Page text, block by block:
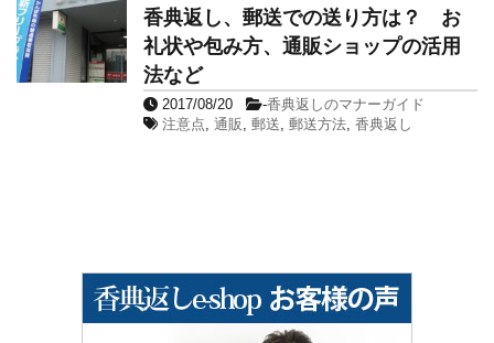
香典返し、郵送での送り方は？ お
礼状や包み方、通販ショップの活用
法など
2017/08/20 -香典返しのマナーガイド
注意点 通販 郵送 郵送方法 香典返し